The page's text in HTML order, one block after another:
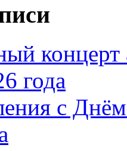
концерт
года
с